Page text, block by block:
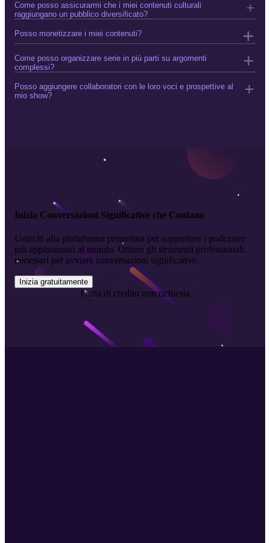
Come posso assicurarmi che i miei contenuti culturali
raggiungano un pubblico diversificato?
Posso monetizzare i miei contenuti?
Come posso organizzare serie in più parti su argomenti
complessi?
Posso aggiungere collaboratori con le loro voci e prospettive al
mio show?
Inizia Conversazioni Significative che Contano
Unisciti alla piattaforma progettata per supportare i podcaster
più appassionati al mondo. Ottieni gli strumenti professionali
necessari per avviare conversazioni significative.
Inizia gratuitamente
Carta di credito non richiesta